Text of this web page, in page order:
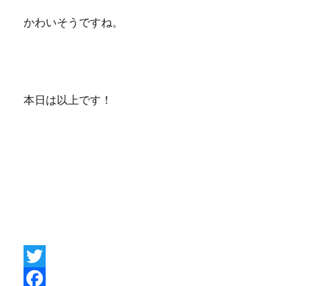
かわいそうですね。
本日は以上です！
T